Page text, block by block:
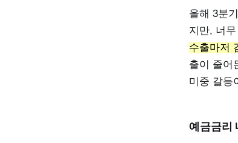
올해 3분
지만, 너
수출마저
출이 줄어
미중 갈등
예금금리